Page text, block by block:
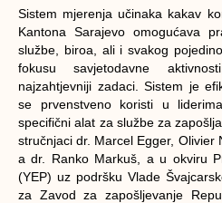
Sistem mjerenja učinaka kakav
Kantona Sarajevo omogućava
službe, biroa, ali i svakog
fokusu savjetodavne
najzahtjevniji zadaci. Sistem je
se prvenstveno koristi u
specifični alat za službe za
stručnjaci dr. Marcel Egger, Olivier
a dr. Ranko Markuš, a u okviru
(YEP) uz podršku Vlade
za Zavod za zapošljevanje